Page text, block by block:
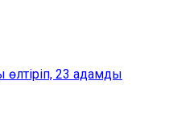
23 адамды